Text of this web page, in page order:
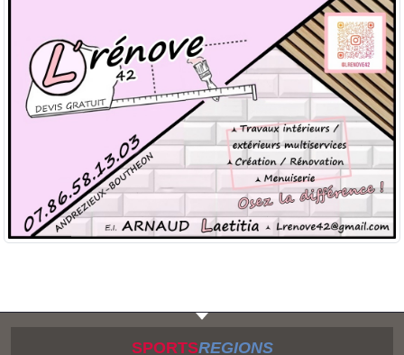
SPORTSREGIONS